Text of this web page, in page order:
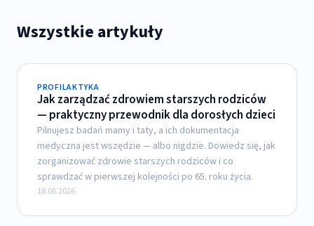
Wszystkie artykuły
PROFILAKTYKA
Jak zarządzać zdrowiem starszych rodziców
— praktyczny przewodnik dla dorosłych dzieci
Pilnujesz badań mamy i taty, a ich dokumentacja
medyczna jest wszędzie — albo nigdzie. Dowiedz się, jak
zorganizować zdrowie starszych rodziców i co
sprawdzać w pierwszej kolejności po 65. roku życia.
18.06.2026